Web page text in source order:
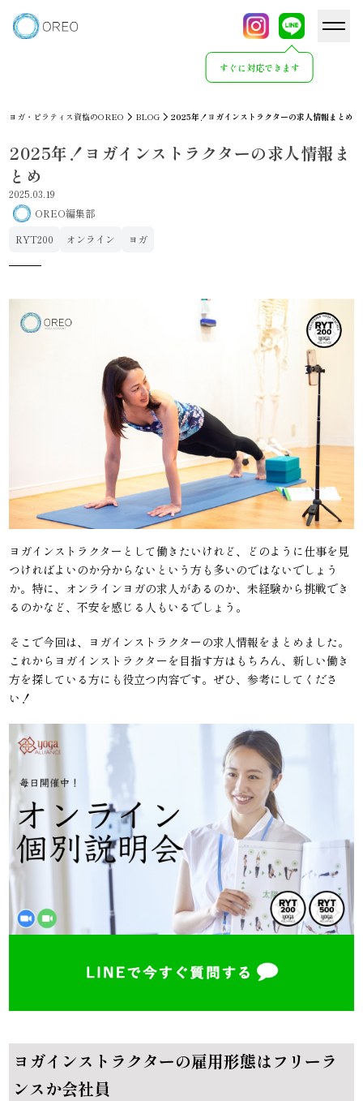
すぐに対応できます
ヨガ・ピラティス資格のOREO BLOG 2025年！ヨガインストラクターの求人情報まとめ
2025年！ヨガインストラクターの求人情報ま
とめ
2025.03.19
OREO編集部
RYT200
オンライン ヨガ
ヨガインストラクターとして働きたいけれど、どのように仕事を見
つければよいのか分からないという方も多いのではないでしょう
か。特に、オンラインヨガの求人があるのか、未経験から挑戦でき
るのかなど、不安を感じる人もいるでしょう。
そこで今回は、ヨガインストラクターの求人情報をまとめました。
これからヨガインストラクターを目指す方はもちろん、新しい働き
方を探している方にも役立つ内容です。ぜひ、参考にしてくださ
い！
ヨガインストラクターの雇用形態はフリーラ
ンスか会社員